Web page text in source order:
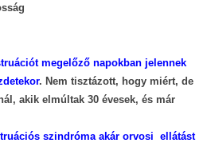
megelőző napokban jelennek
. Nem tisztázott, hogy miért, de
akik elmúltak 30 évesek, és már
szindróma akár orvosi ellátást